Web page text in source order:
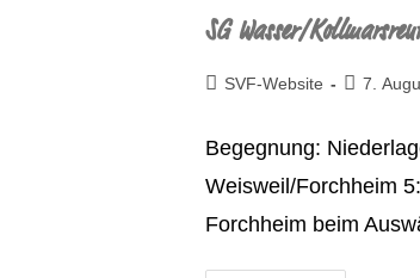
SG Wasser/
SVF-Website 7.
Begegnung:
Weisweil/Forchheim
Forchheim beim